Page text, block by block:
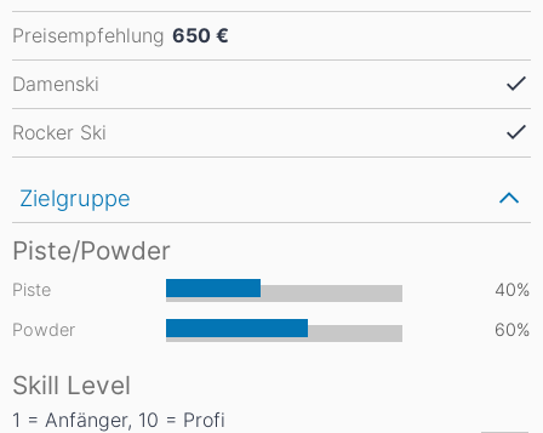
Preisempfehlung 650 €
Damenski
Rocker Ski
Zielgruppe
Piste/Powder
Piste
40%
Powder
60%
Skill Level
1 = Anfänger, 10 = Profi